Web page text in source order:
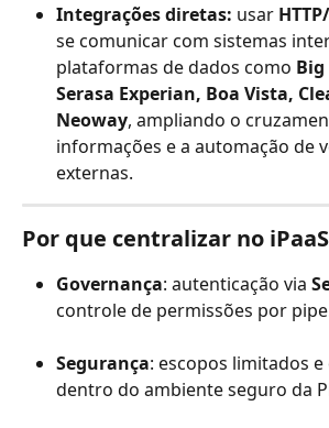
Integrações diretas: usar
se comunicar com sistemas
plataformas de dados como Big
Serasa Experian, Boa Vista,
Neoway, ampliando o
informações e a automação de
externas.
Por que centralizar no
Governança: autenticação via
controle de permissões por
Segurança: escopos limitados e
dentro do ambiente seguro da